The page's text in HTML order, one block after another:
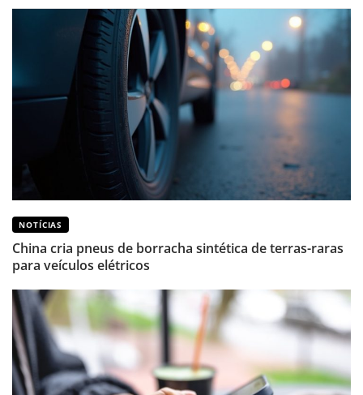
NOTÍCIAS
China cria pneus de borracha sintética de terras-raras
para veículos elétricos